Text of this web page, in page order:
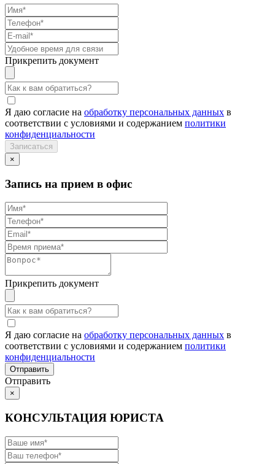
Прикрепить документ
Я даю согласие на обработку персональных данных в
соответствии с условиями и содержанием политики
конфиденциальности
×
Запись на прием в офис
Прикрепить документ
Я даю согласие на обработку персональных данных в
соответствии с условиями и содержанием политики
конфиденциальности
Отправить
×
КОНСУЛЬТАЦИЯ ЮРИСТА